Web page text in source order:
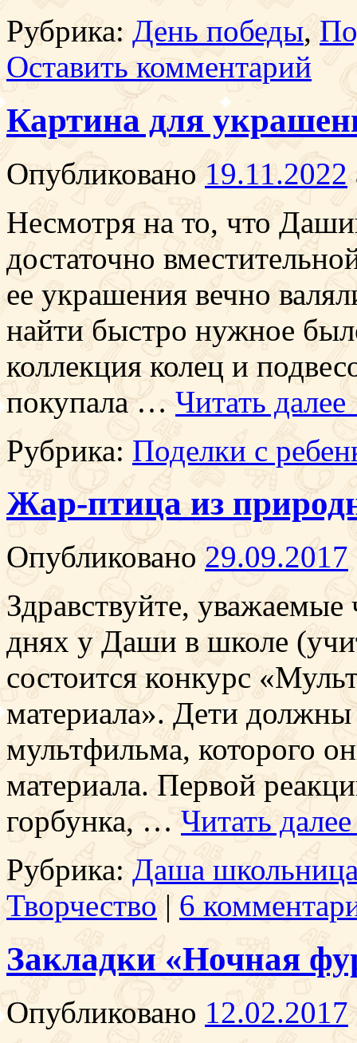
Рубрика: День победы,
Оставить комментарий
Картина для
Опубликовано 19.11.2022
Несмотря на то, что
достаточно
ее украшения вечно
найти быстро нужное
коллекция колец и
покупала …Читать далее
Рубрика: Поделки с
Жар-птица из
Опубликовано 29.09.2017
Здравствуйте,
днях у Даши в школе
состоится конкурс
материала». Дети
мультфильма, которого
материала. Первой
горбунка, … Читать
Рубрика: Даша
Творчество | 6
Закладки «Ночная
Опубликовано 12.02.2017